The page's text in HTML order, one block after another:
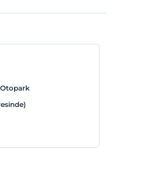
Otopark